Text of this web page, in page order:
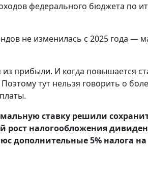
федерального бюджета по
не изменилась с 2025 года —
прибыли. И когда повышается
тут нельзя говорить о
ставку решили
рост налогообложения
дополнительные 5% налога